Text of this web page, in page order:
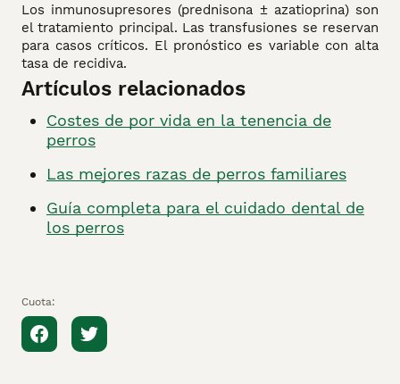
Cuota:
Los inmunosupresores (prednisona ± azatioprina) son
el tratamiento principal. Las transfusiones se reservan
para casos críticos. El pronóstico es variable con alta
tasa de recidiva.
Artículos relacionados
Costes de por vida en la tenencia de
perros
Las mejores razas de perros familiares
Guía completa para el cuidado dental de
los perros